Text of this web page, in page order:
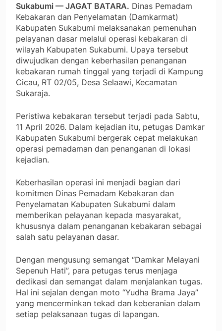
Sukabumi — JAGAT BATARA. Dinas Pemadam
Kebakaran dan Penyelamatan (Damkarmat)
Kabupaten Sukabumi melaksanakan pemenuhan
pelayanan dasar melalui operasi kebakaran di
wilayah Kabupaten Sukabumi. Upaya tersebut
diwujudkan dengan keberhasilan penanganan
kebakaran rumah tinggal yang terjadi di Kampung
Cicau, RT 02/05, Desa Selaawi, Kecamatan
Sukaraja.
Peristiwa kebakaran tersebut terjadi pada Sabtu,
11 April 2026. Dalam kejadian itu, petugas Damkar
Kabupaten Sukabumi bergerak cepat melakukan
operasi pemadaman dan penanganan di lokasi
kejadian.
Keberhasilan operasi ini menjadi bagian dari
komitmen Dinas Pemadam Kebakaran dan
Penyelamatan Kabupaten Sukabumi dalam
memberikan pelayanan kepada masyarakat,
khususnya dalam penanganan kebakaran sebagai
salah satu pelayanan dasar.
Dengan mengusung semangat “Damkar Melayani
Sepenuh Hati”, para petugas terus menjaga
dedikasi dan semangat dalam menjalankan tugas.
Hal ini sejalan dengan moto “Yudha Brama Jaya”
yang mencerminkan tekad dan keberanian dalam
setiap pelaksanaan tugas di lapangan.